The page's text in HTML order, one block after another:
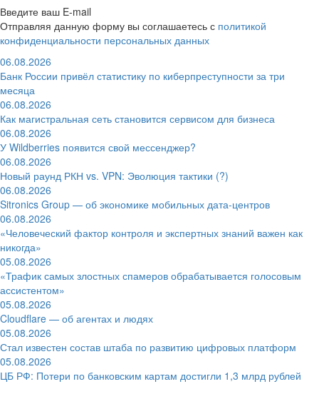
Введите ваш E-mail
Отправляя данную форму вы соглашаетесь с политикой
конфиденциальности персональных данных
06.08.2026
Банк России привёл статистику по киберпреступности за три
месяца
06.08.2026
Как магистральная сеть становится сервисом для бизнеса
06.08.2026
У Wildberries появится свой мессенджер?
06.08.2026
Новый раунд РКН vs. VPN: Эволюция тактики (?)
06.08.2026
Sitronics Group — об экономике мобильных дата-центров
06.08.2026
«Человеческий фактор контроля и экспертных знаний важен как
никогда»
05.08.2026
«Трафик самых злостных спамеров обрабатывается голосовым
ассистентом»
05.08.2026
Cloudflare — об агентах и людях
05.08.2026
Стал известен состав штаба по развитию цифровых платформ
05.08.2026
ЦБ РФ: Потери по банковским картам достигли 1,3 млрд рублей